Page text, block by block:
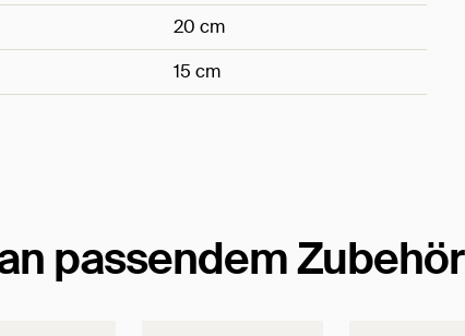
20 cm
15 cm
passendem Zubehör